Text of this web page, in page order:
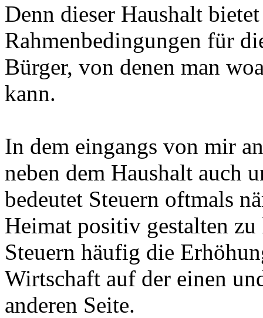
Denn dieser Haushalt
Rahmenbedingungen für
Bürger, von denen man
kann.
In dem eingangs von mir
neben dem Haushalt auch
bedeutet Steuern oftmals
Heimat positiv gestalten zu
Steuern häufig die
Wirtschaft auf der einen
anderen Seite.